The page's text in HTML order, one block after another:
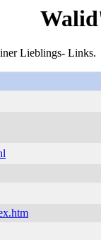
Lieblings- Links.